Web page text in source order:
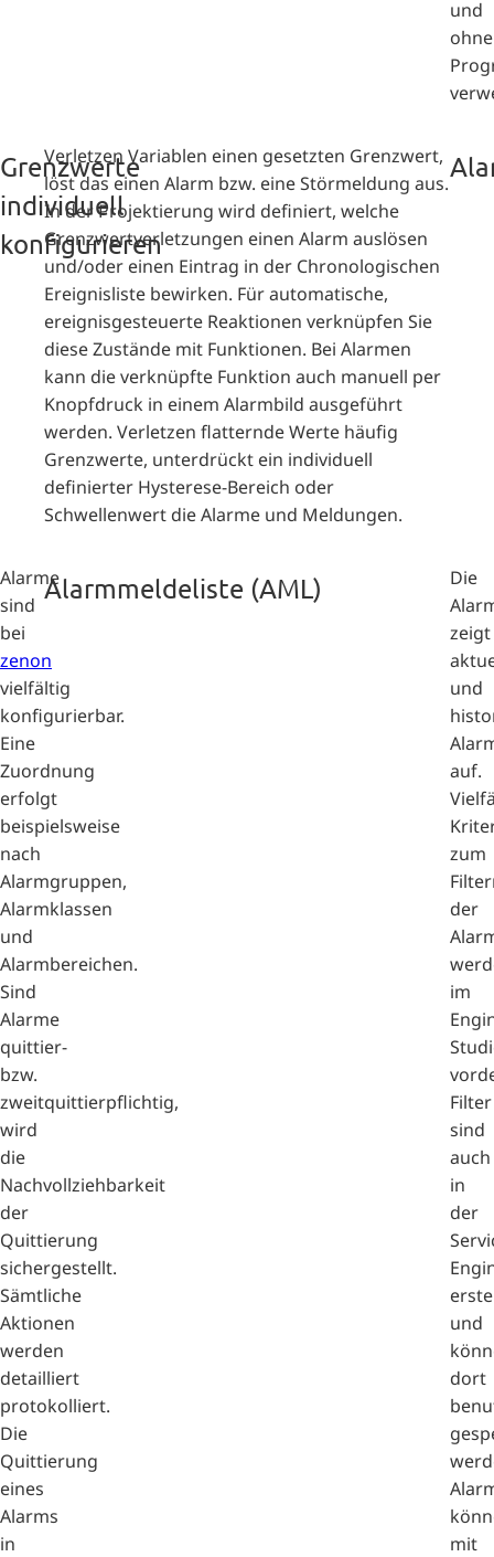
und
ohne
Grenzwerte
individuell
konfigurieren
Verletzen Variablen einen gesetzten Grenzwert,
löst das einen Alarm bzw. eine Störmeldung aus.
In der Projektierung wird definiert, welche
Grenzwertverletzungen einen Alarm auslösen
und/oder einen Eintrag in der Chronologischen
Ereignisliste bewirken. Für automatische,
ereignisgesteuerte Reaktionen verknüpfen Sie
diese Zustände mit Funktionen. Bei Alarmen
kann die verknüpfte Funktion auch manuell per
Knopfdruck in einem Alarmbild ausgeführt
werden. Verletzen flatternde Werte häufig
Grenzwerte, unterdrückt ein individuell
definierter Hysterese-Bereich oder
Schwellenwert die Alarme und Meldungen.
Alarme
sind
bei
zenon
vielfältig
konfigurierbar.
Eine
Zuordnung
erfolgt
beispielsweise
nach
Alarmgruppen,
Alarmklassen
und
Alarmbereichen.
Sind
Alarme
quittier-
bzw.
zweitquittierpflichtig,
wird
die
Nachvollziehbarkeit
der
Quittierung
sichergestellt.
Sämtliche
Aktionen
werden
detailliert
protokolliert.
Die
Quittierung
eines
Alarms
in
Alarmmeldeliste (AML)
Die
zeigt
und
auf.
zum
der
im
Filter
sind
auch
in
der
und
dort
mit